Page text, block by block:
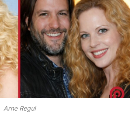
Arne Regul